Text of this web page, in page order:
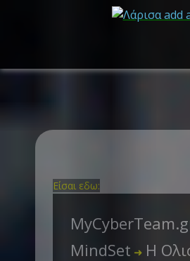
Είσαι εδω:
MindSet ➜ Η